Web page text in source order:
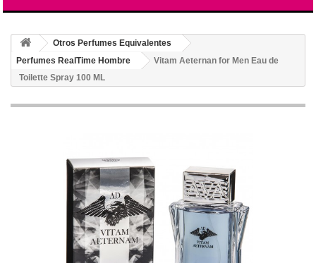
Otros Perfumes Equivalentes
Perfumes RealTime Hombre
Vitam Aeternan for Men Eau de
Toilette Spray 100 ML